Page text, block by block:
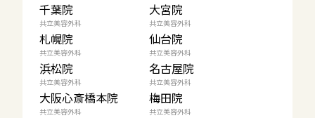
千葉院 大宮院
共立美容外科
札幌院
共立美容外科
仙台院
共立美容外科
浜松院
共立美容外科
名古屋院
共立美容外科
大阪心斎橋本院
共立美容外科
梅田院
共立美容外科 共立美容外科